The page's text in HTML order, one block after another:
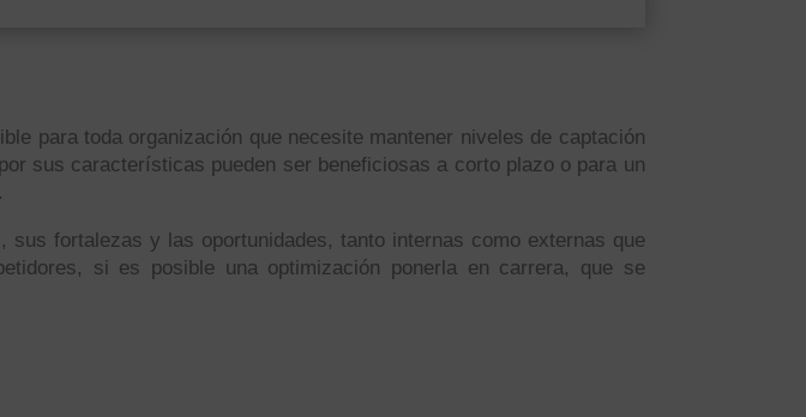
para toda organización que necesite mantener niveles de captación
sus características pueden ser beneficiosas a corto plazo o para un
fortalezas y las oportunidades, tanto internas como externas que
si es posible una optimización ponerla en carrera, que se